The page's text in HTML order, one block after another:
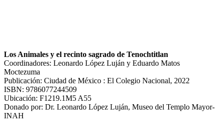
Los Animales y el recinto sagrado de Tenochtitlan
Coordinadores: Leonardo López Luján y Eduardo Matos
Moctezuma
Publicación: Ciudad de México : El Colegio Nacional, 2022
ISBN: 9786077244509
Ubicación: F1219.1M5 A55
Donado por: Dr. Leonardo López Luján, Museo del Templo Mayor-
INAH